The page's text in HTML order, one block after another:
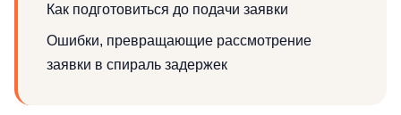
Как подготовиться до подачи заявки
Ошибки, превращающие рассмотрение
заявки в спираль задержек